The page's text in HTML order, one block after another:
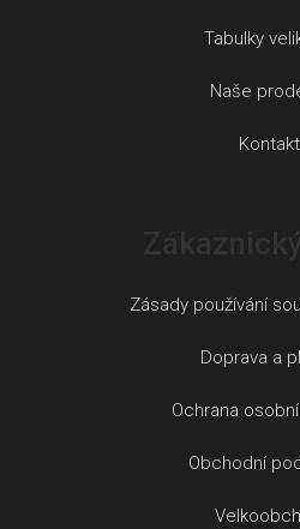
Tabulky
Naše
Kontakt
Zásady používání
Doprava a
Ochrana
Obchodní